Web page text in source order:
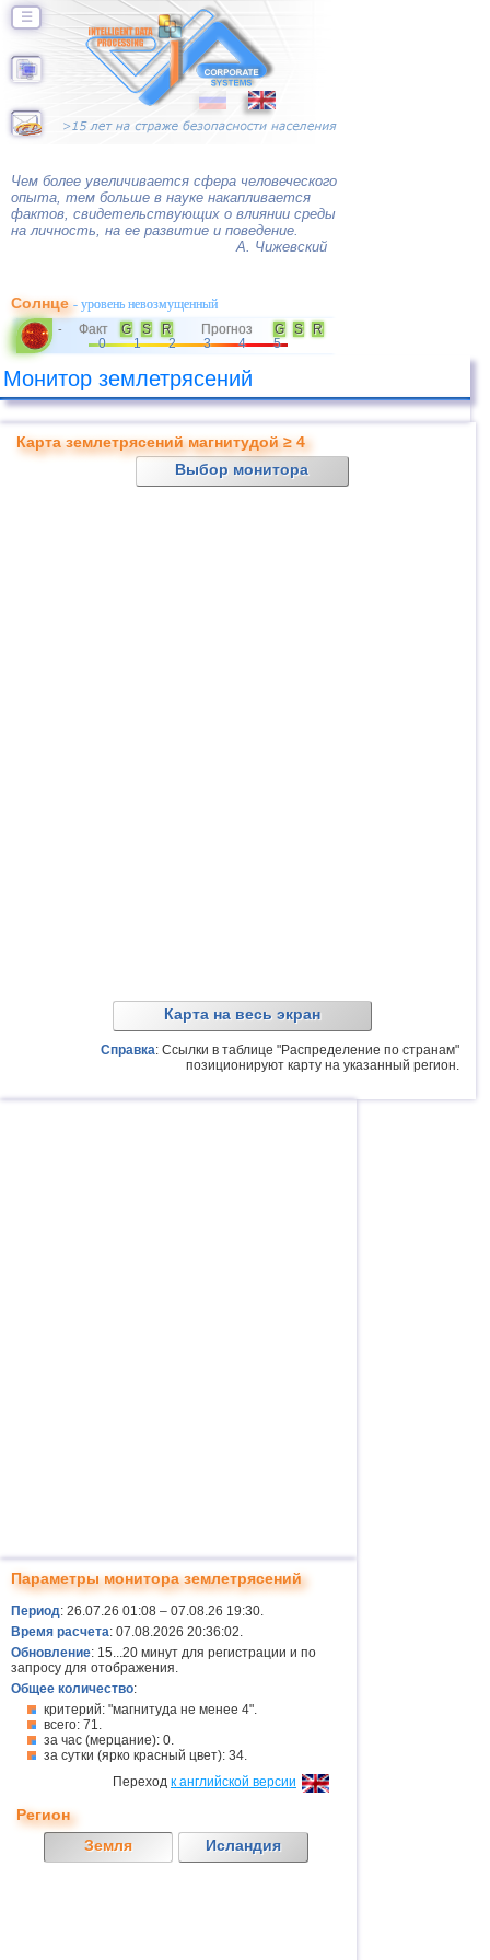
☰
Чем более увеличивается сфера человеческого
опыта, тем больше в науке накапливается
фактов, свидетельствующих о влиянии среды
на личность, на ее развитие и поведение.
А. Чижевский
Солнце- уровень невозмущенный
- Факт G S R Прогноз G S
R
0
1 2 3 4 5
Монитор землетрясений
Карта землетрясений магнитудой ≥ 4
Выбор монитора
Карта на весь экран
Справка: Ссылки в таблице "Распределение по странам"
позиционируют карту на указанный регион.
Параметры монитора землетрясений
Период: 26.07.26 01:08 – 07.08.26 19:30.
Время расчета: 07.08.2026 20:36:02.
Обновление: 15...20 минут для регистрации и по
запросу для отображения.
Общее количество:
критерий: "магнитуда не менее 4".
всего: 71.
за час (мерцание): 0.
за сутки (ярко красный цвет): 34.
Переход к английской версии
Регион
Земля
Исландия